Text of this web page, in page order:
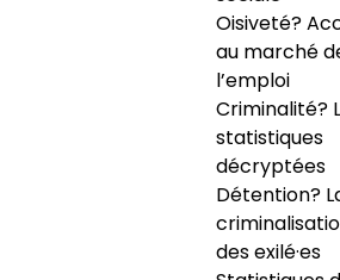
Oisiveté?
au marché
l’emploi
Criminalité?
statistiques
décryptées
Détention?
des exilé·es